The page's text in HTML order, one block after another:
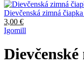
Dievčenská zimná
3,00 €
Igomill